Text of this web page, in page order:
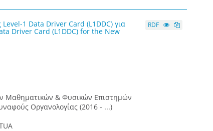
1 Data Driver Card (L1DDC) για
Driver Card (L1DDC) for the New
Μαθηματικών & Φυσικών Επιστημών
Οργανολογίας (2016 - ...)
RDF